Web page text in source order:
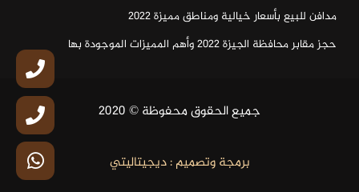
مدافن للبيع بأسعار خيالية ومناطق مميزة 2022
حجز مقابر محافظة الجيزة 2022 وأهم المميزات الموجودة بها
جميع الحقوق محفوظة © 2020
برمجة وتصميم : ديجيتاليتي